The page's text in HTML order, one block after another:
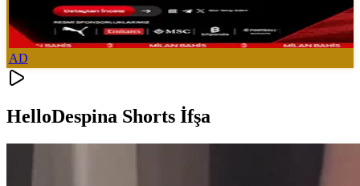
AD
HelloDespina Shorts İfşa